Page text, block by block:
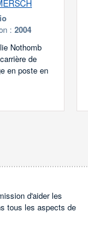
:2004
Nothomb
de
en poste en
d'aider les
tous les aspects de